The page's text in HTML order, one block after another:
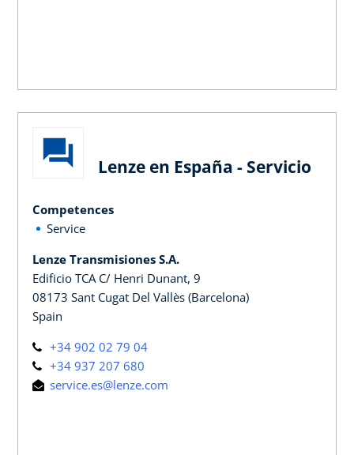
Lenze en España - Servicio
Competences
Service
Lenze Transmisiones S.A.
Edificio TCA C/ Henri Dunant, 9
08173 Sant Cugat Del Vallès (Barcelona)
Spain
+34 902 02 79 04
+34 937 207 680
service.es@lenze.com